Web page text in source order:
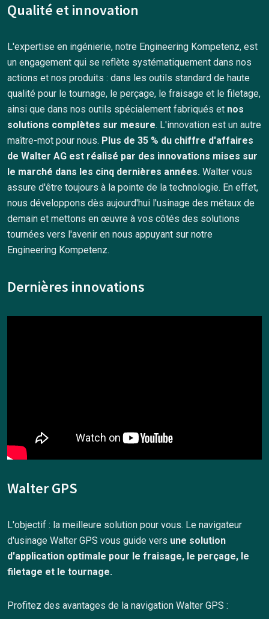
Qualité et innovation
L'expertise en ingénierie, notre Engineering Kompetenz, est
un engagement qui se reflète systématiquement dans nos
actions et nos produits : dans les outils standard de haute
qualité pour le tournage, le perçage, le fraisage et le filetage,
ainsi que dans nos outils spécialement fabriqués et nos
solutions complètes sur mesure. L'innovation est un autre
maître-mot pour nous. Plus de 35 % du chiffre d'affaires
de Walter AG est réalisé par des innovations mises sur
le marché dans les cinq dernières années. Walter vous
assure d'être toujours à la pointe de la technologie. En effet,
nous développons dès aujourd'hui l'usinage des métaux de
demain et mettons en œuvre à vos côtés des solutions
tournées vers l'avenir en nous appuyant sur notre
Engineering Kompetenz.
Dernières innovations
Walter GPS
L'objectif : la meilleure solution pour vous. Le navigateur
d'usinage Walter GPS vous guide vers une solution
d'application optimale pour le fraisage, le perçage, le
filetage et le tournage.
Profitez des avantages de la navigation Walter GPS :